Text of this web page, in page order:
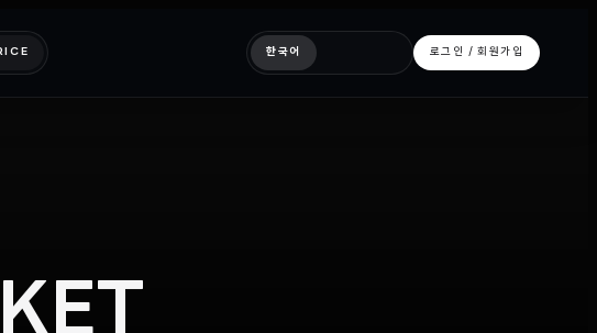
한국어 로그인 / 회원가입